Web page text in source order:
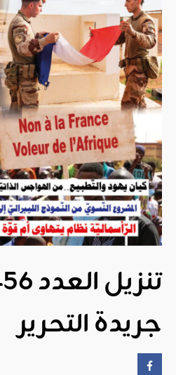
جريدة التحرير